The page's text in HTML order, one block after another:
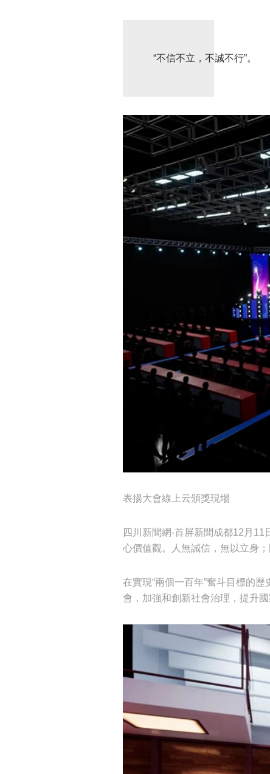
“不信不立，不誠不行”。
表揚大會線上云頒獎現場
四川新聞網-首屏新聞成都12月11
心價值觀。人無誠信，無以立身
在實現“兩個一百年”奮斗目標的
會，加強和創新社會治理，提升